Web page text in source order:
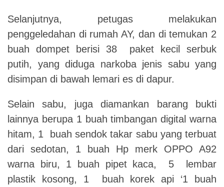
Selanjutnya, petugas melakukan
penggeledahan di rumah AY, dan di temukan 2
buah dompet berisi 38 paket kecil serbuk
putih, yang diduga narkoba jenis sabu yang
disimpan di bawah lemari es di dapur.
Selain sabu, juga diamankan barang bukti
lainnya berupa 1 buah timbangan digital warna
hitam, 1 buah sendok takar sabu yang terbuat
dari sedotan, 1 buah Hp merk OPPO A92
warna biru, 1 buah pipet kaca, 5 lembar
plastik kosong, 1 buah korek api ‘1 buah